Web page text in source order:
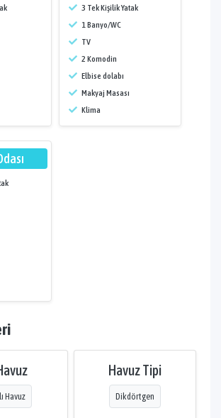
3 Tek Kişilik Yatak
1 Banyo/WC
TV
2 Komodin
Elbise dolabı
Makyaj Masası
Klima
Havuz
Havuz Tipi
Dikdörtgen